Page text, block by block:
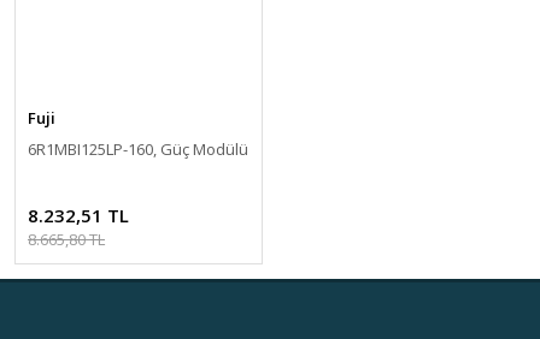
Fuji
6R1MBI125LP-160, Güç Modülü
8.232,51 TL
8.665,80 TL